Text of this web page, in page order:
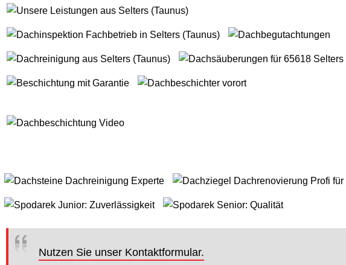
Nutzen Sie unser Kontaktformular.